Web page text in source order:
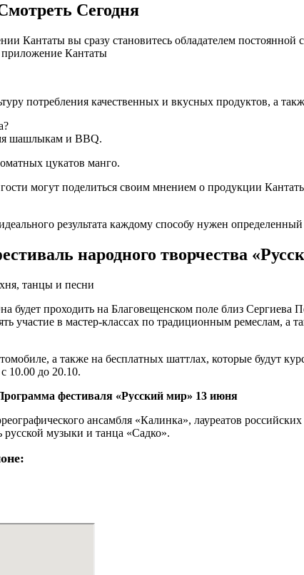
Сегодня
Кантаты вы сразу становитесь обладателем постоянной
приложение Кантаты
потребления качественных и вкусных продуктов, а
шашлыкам и BBQ.
цукатов манго.
могут поделиться своим мнением о продукции
результата каждому способу нужен
народного творчества
танцы и песни
будет проходить на Благовещенском поле близ Сергиева
участие в мастер-классах по традиционным ремеслам, а
а также на бесплатных шаттлах, которые будут
10.00 до 20.10.
фестиваля «Русский мир» 13 июня
ансамбля «Калинка», лауреатов российских
музыки и танца «Садко».